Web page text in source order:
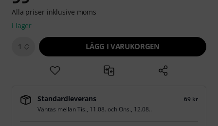
Alla priser inklusive moms
i lager
1 LÄGG I VARUKORGEN
Standardleverans
69 kr
Väntas mellanTis., 11.08. och Ons., 12.08..